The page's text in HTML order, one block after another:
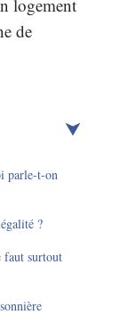
logement
de
parle-t-on
?
faut surtout